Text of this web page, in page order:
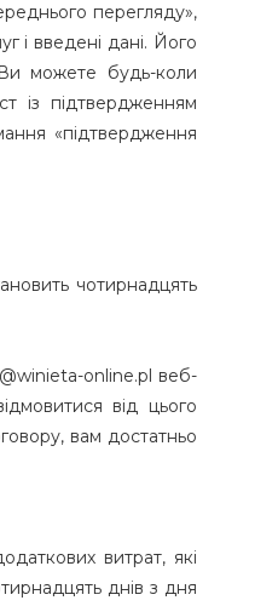
перегляду»,
і введені дані. Його
можете будь-коли
із підтвердженням
«підтвердження
чотирнадцять
online.pl веб-
від цього
вам достатньо
витрат, які
днів з дня